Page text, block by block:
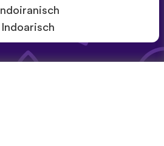
Indoiranisch
Indoarisch